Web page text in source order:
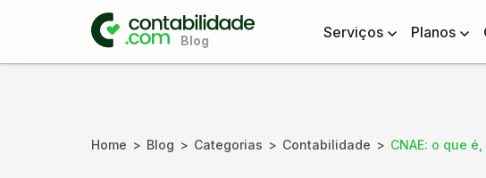
Serviços Planos
Home Blog Categorias Contabilidade CNAE: o que